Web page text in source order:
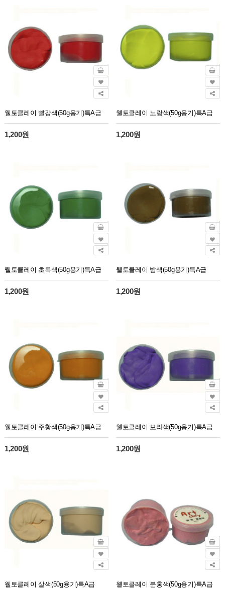
웰토클레이 빨강색(50g용기)특A급
1,200원
웰토클레이 노랑색(50g용기)특A급
1,200원
웰토클레이 초록색(50g용기)특A급
1,200원
웰토클레이 밤색(50g용기)특A급
1,200원
웰토클레이 주황색(50g용기)특A급
1,200원
웰토클레이 보라색(50g용기)특A급
1,200원
웰토클레이 살색(50g용기)특A급 웰토클레이 분홍색(50g용기)특A급